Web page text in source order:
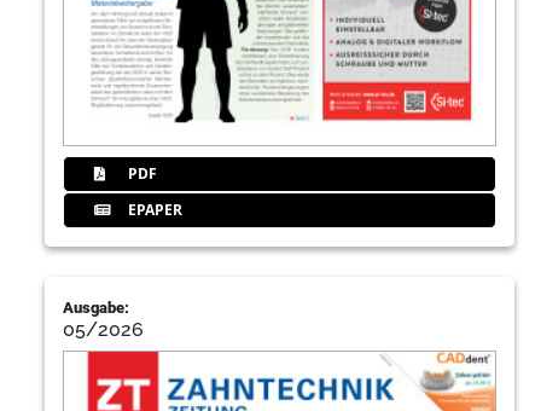
PDF
EPAPER
Ausgabe:
05/2026